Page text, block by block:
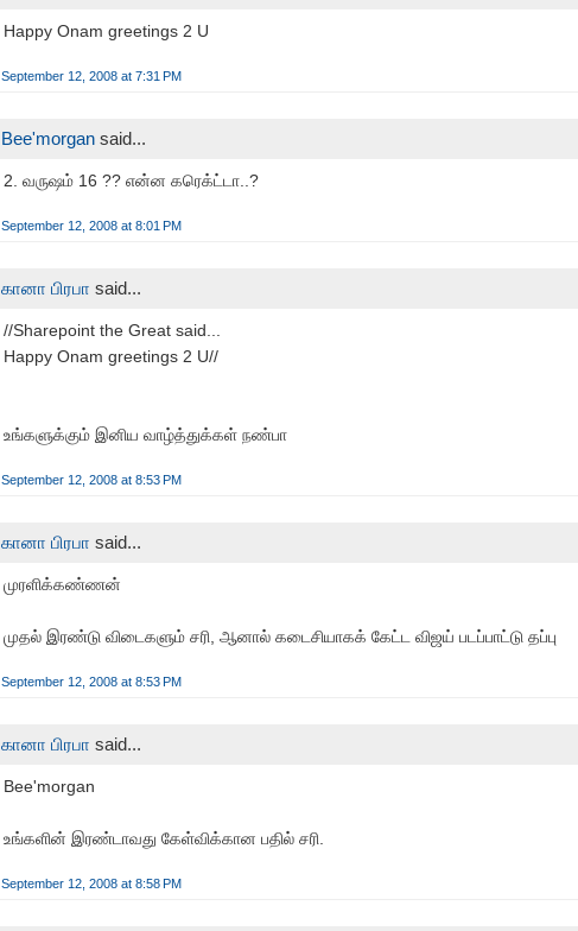
Happy Onam greetings 2 U
September 12, 2008 at 7:31 PM
Bee'morgan said...
2. வருஷம் 16 ?? என்ன கரெக்ட்டா..?
September 12, 2008 at 8:01 PM
கானா பிரபா said...
//Sharepoint the Great said...
Happy Onam greetings 2 U//
உங்களுக்கும் இனிய வாழ்த்துக்கள் நண்பா
September 12, 2008 at 8:53 PM
கானா பிரபா said...
முரளிக்கண்ணன்
முதல் இரண்டு விடைகளும் சரி, ஆனால் கடைசியாகக் கேட்ட விஜய் படப்பாட்டு தப்பு
September 12, 2008 at 8:53 PM
கானா பிரபா said...
Bee'morgan
உங்களின் இரண்டாவது கேள்விக்கான பதில் சரி.
September 12, 2008 at 8:58 PM